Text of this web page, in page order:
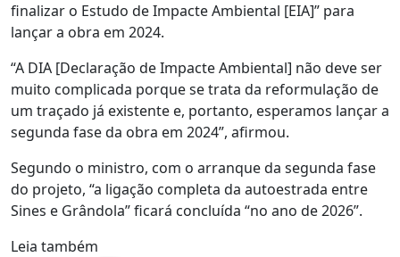
finalizar o Estudo de Impacte Ambiental [EIA]” para
lançar a obra em 2024.
“A DIA [Declaração de Impacte Ambiental] não deve ser
muito complicada porque se trata da reformulação de
um traçado já existente e, portanto, esperamos lançar a
segunda fase da obra em 2024”, afirmou.
Segundo o ministro, com o arranque da segunda fase
do projeto, “a ligação completa da autoestrada entre
Sines e Grândola” ficará concluída “no ano de 2026”.
Leia também